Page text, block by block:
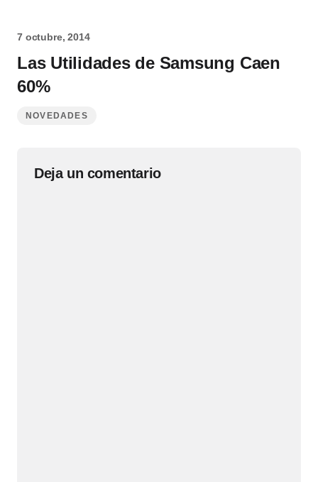
7 octubre, 2014
Las Utilidades de Samsung Caen
60%
NOVEDADES
Deja un comentario